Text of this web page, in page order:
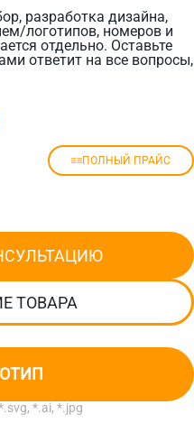
разработка дизайна,
логотипов, номеров и
отдельно. Оставьте
ответит на все вопросы,
ПОЛНЫЙ ПРАЙС
ТОВАРА
*.ai, *.jpg